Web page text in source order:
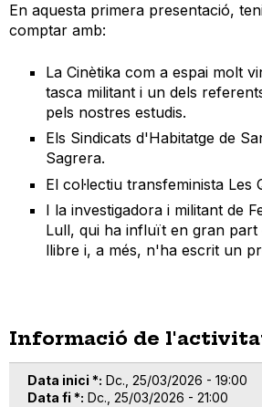
En aquesta primera presentació,
comptar amb:
La Cinètika com a espai molt
tasca militant i un dels
pels nostres estudis.
Els Sindicats d'Habitatge de
Sagrera.
El col·lectiu transfeminista Les
I la investigadora i militant de
Lull, qui ha influït en gran part
llibre i, a més, n'ha escrit un
Informació de
Data inici * Dc., 25/03/2026 - 19:00
Data fi * Dc., 25/03/2026 - 21:00